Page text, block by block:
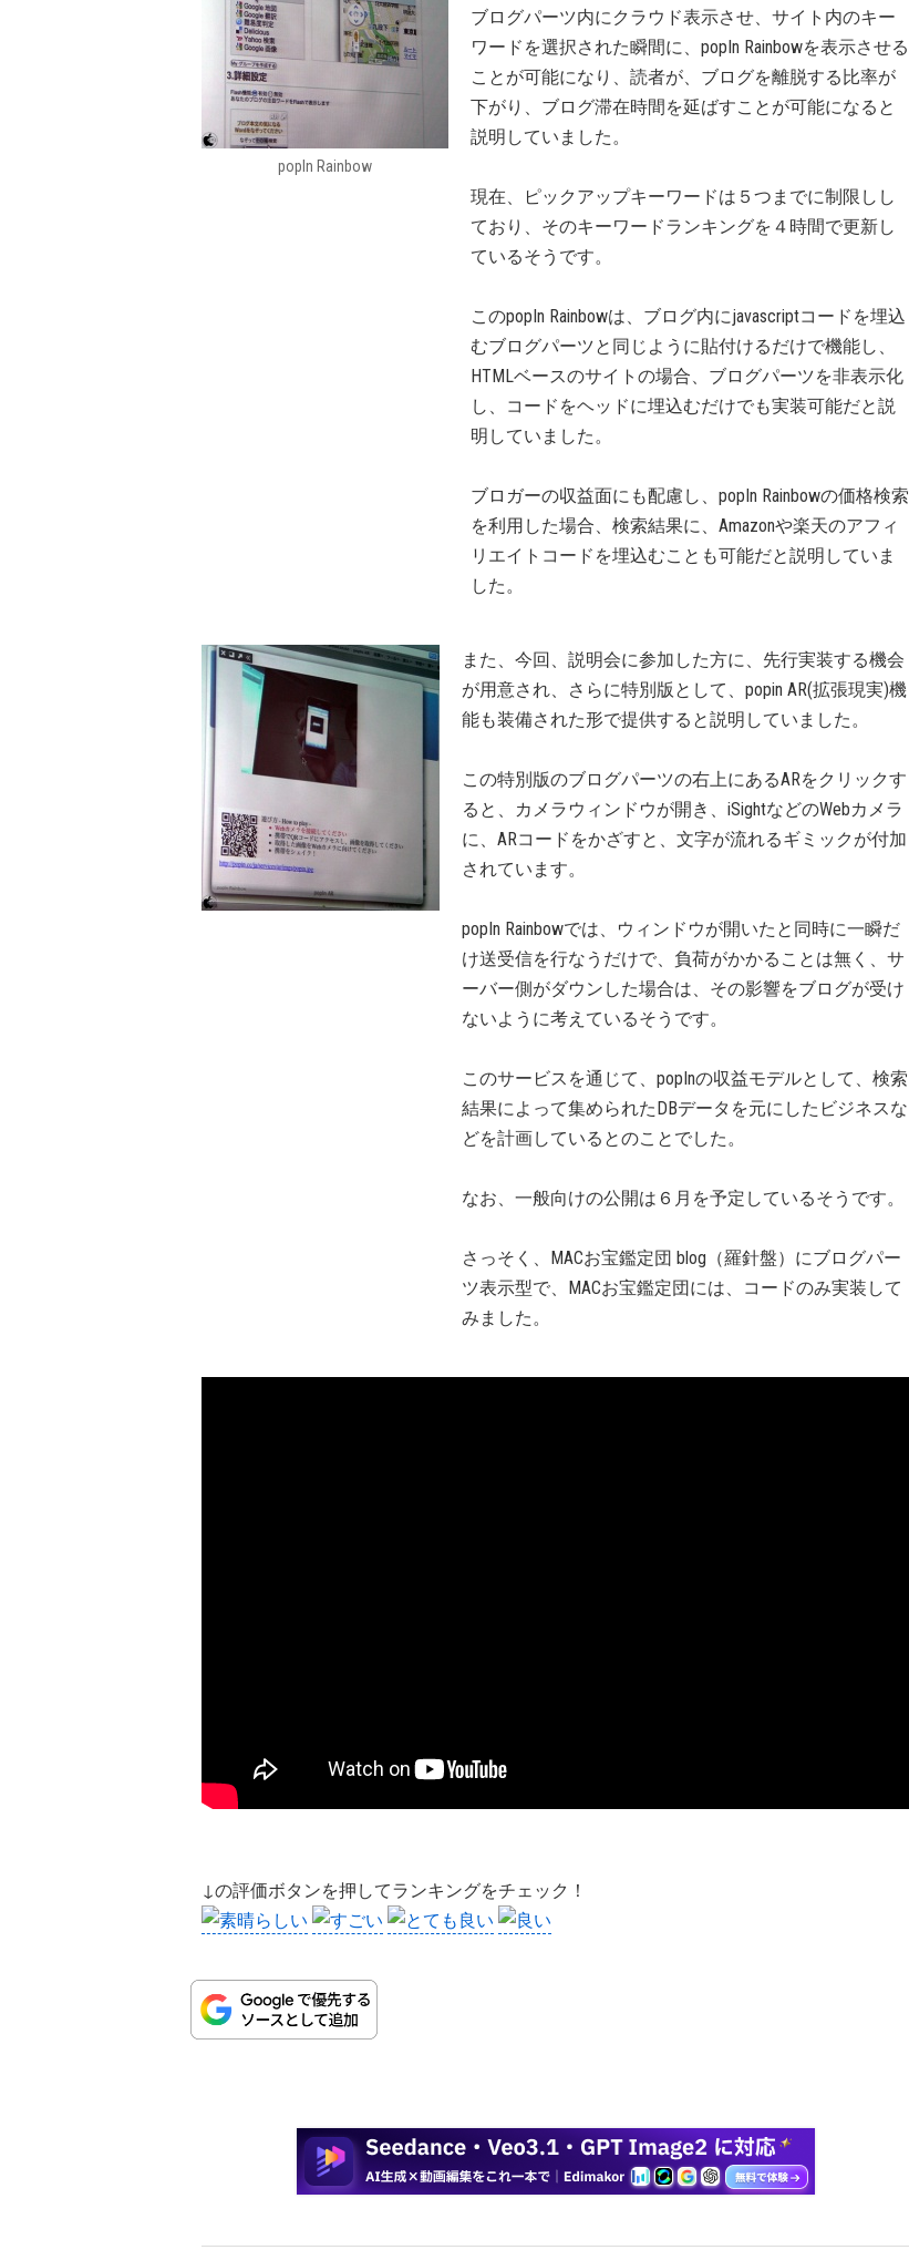
popIn Rainbow
ブログパーツ内にクラウド表示させ、サイト内のキー
ワードを選択された瞬間に、popIn Rainbowを表示させる
ことが可能になり、読者が、ブログを離脱する比率が
下がり、ブログ滞在時間を延ばすことが可能になると
説明していました。
現在、ピックアップキーワードは５つまでに制限しし
ており、そのキーワードランキングを４時間で更新し
ているそうです。
このpopIn Rainbowは、ブログ内にjavascriptコードを埋込
むブログパーツと同じように貼付けるだけで機能し、
HTMLベースのサイトの場合、ブログパーツを非表示化
し、コードをヘッドに埋込むだけでも実装可能だと説
明していました。
ブロガーの収益面にも配慮し、popIn Rainbowの価格検索
を利用した場合、検索結果に、Amazonや楽天のアフィ
リエイトコードを埋込むことも可能だと説明していま
した。
また、今回、説明会に参加した方に、先行実装する機会
が用意され、さらに特別版として、popin AR(拡張現実)機
能も装備された形で提供すると説明していました。
この特別版のブログパーツの右上にあるARをクリックす
ると、カメラウィンドウが開き、iSightなどのWebカメラ
に、ARコードをかざすと、文字が流れるギミックが付加
されています。
popIn Rainbowでは、ウィンドウが開いたと同時に一瞬だ
け送受信を行なうだけで、負荷がかかることは無く、サ
ーバー側がダウンした場合は、その影響をブログが受け
ないように考えているそうです。
このサービスを通じて、popInの収益モデルとして、検索
結果によって集められたDBデータを元にしたビジネスな
どを計画しているとのことでした。
なお、一般向けの公開は６月を予定しているそうです。
さっそく、MACお宝鑑定団 blog（羅針盤）にブログパー
ツ表示型で、MACお宝鑑定団には、コードのみ実装して
みました。
↓の評価ボタンを押してランキングをチェック！